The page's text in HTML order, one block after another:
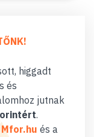
higgadt
és
jutnak
.
Mfor.hu és a